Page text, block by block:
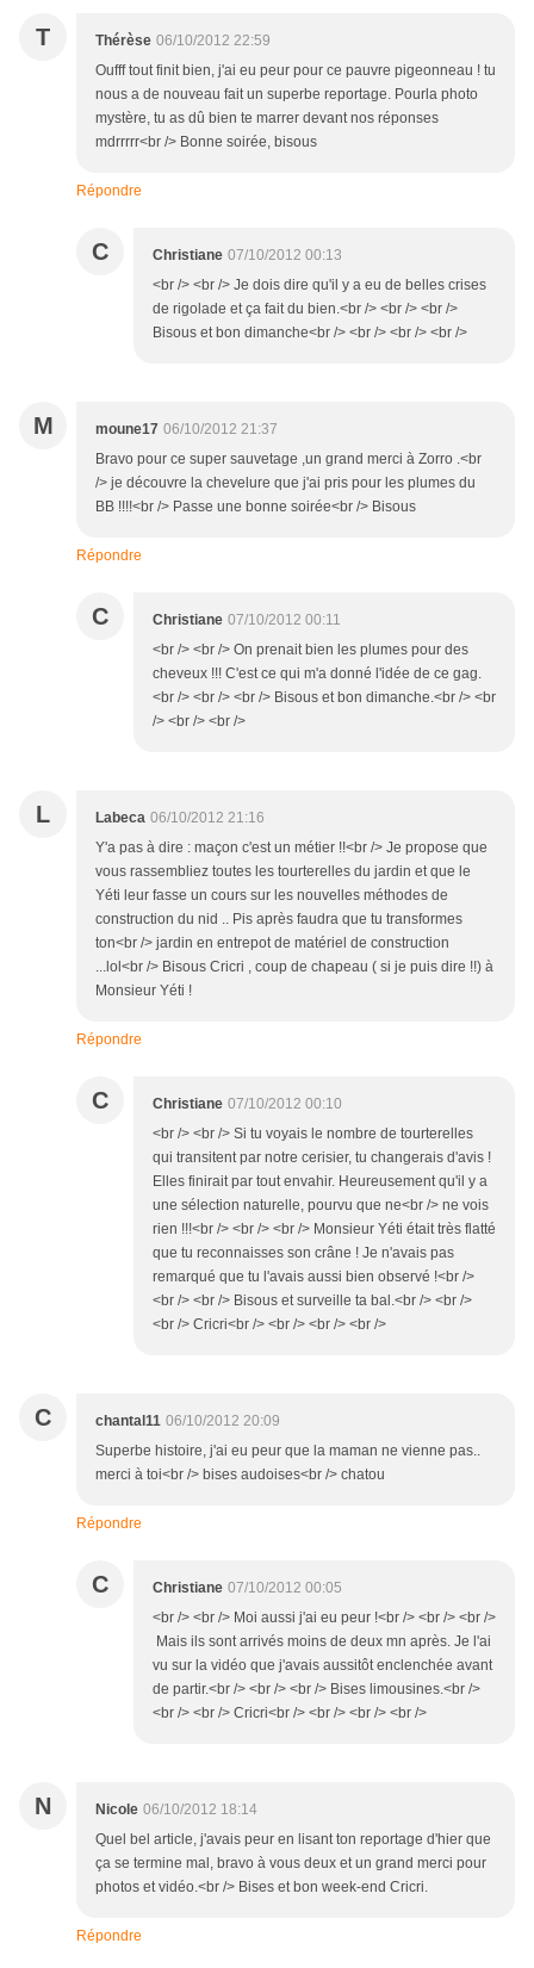
T Thérèse 06/10/2012 22:59
Oufff tout finit bien, j'ai eu peur pour ce pauvre pigeonneau ! tu
nous a de nouveau fait un superbe reportage. Pourla photo
mystère, tu as dû bien te marrer devant nos réponses
mdrrrrr<br /> Bonne soirée, bisous
Répondre
C Christiane 07/10/2012 00:13
<br /> <br /> Je dois dire qu'il y a eu de belles crises
de rigolade et ça fait du bien.<br /> <br /> <br />
Bisous et bon dimanche<br /> <br /> <br /> <br />
M moune17 06/10/2012 21:37
Bravo pour ce super sauvetage ,un grand merci à Zorro .<br
/> je découvre la chevelure que j'ai pris pour les plumes du
BB !!!!<br /> Passe une bonne soirée<br /> Bisous
Répondre
C Christiane 07/10/2012 00:11
<br /> <br /> On prenait bien les plumes pour des
cheveux !!! C'est ce qui m'a donné l'idée de ce gag.
<br /> <br /> <br /> Bisous et bon dimanche.<br /> <br
/> <br /> <br />
L Labeca 06/10/2012 21:16
Y'a pas à dire : maçon c'est un métier !!<br /> Je propose que
vous rassembliez toutes les tourterelles du jardin et que le
Yéti leur fasse un cours sur les nouvelles méthodes de
construction du nid .. Pis après faudra que tu transformes
ton<br /> jardin en entrepot de matériel de construction
...lol<br /> Bisous Cricri , coup de chapeau ( si je puis dire !!) à
Monsieur Yéti !
Répondre
C Christiane 07/10/2012 00:10
<br /> <br /> Si tu voyais le nombre de tourterelles
qui transitent par notre cerisier, tu changerais d'avis !
Elles finirait par tout envahir. Heureusement qu'il y a
une sélection naturelle, pourvu que ne<br /> ne vois
rien !!!<br /> <br /> <br /> Monsieur Yéti était très flatté
que tu reconnaisses son crâne ! Je n'avais pas
remarqué que tu l'avais aussi bien observé !<br />
<br /> <br /> Bisous et surveille ta bal.<br /> <br />
<br /> Cricri<br /> <br /> <br /> <br />
C chantal11 06/10/2012 20:09
Superbe histoire, j'ai eu peur que la maman ne vienne pas..
merci à toi<br /> bises audoises<br /> chatou
Répondre
C Christiane 07/10/2012 00:05
<br /> <br /> Moi aussi j'ai eu peur !<br /> <br /> <br />
Mais ils sont arrivés moins de deux mn après. Je l'ai
vu sur la vidéo que j'avais aussitôt enclenchée avant
de partir.<br /> <br /> <br /> Bises limousines.<br />
<br /> <br /> Cricri<br /> <br /> <br /> <br />
N Nicole 06/10/2012 18:14
Quel bel article, j'avais peur en lisant ton reportage d'hier que
ça se termine mal, bravo à vous deux et un grand merci pour
photos et vidéo.<br /> Bises et bon week-end Cricri.
Répondre